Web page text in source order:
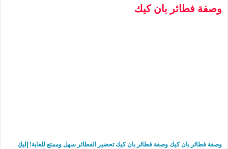
وصفة فطائر بان كيك
وصفة فطائر بان كيك وصفة فطائر بان كيك تحضير الفطائر سهل وممتع للغاية! إليكِ